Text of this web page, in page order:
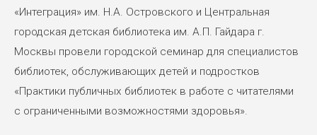
«Интеграция» им. Н.А. Островского и Центральная
городская детская библиотека им. А.П. Гайдара г.
Москвы провели городской семинар для специалистов
библиотек, обслуживающих детей и подростков
«Практики публичных библиотек в работе с читателями
с ограниченными возможностями здоровья».